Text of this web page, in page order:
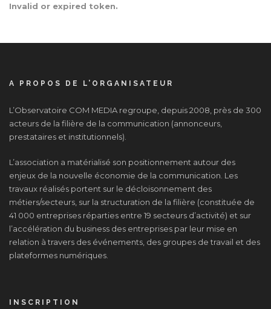
Invalid or expired token.
A PROPOS DE L’ORGANISATEUR
L’Observatoire COM MEDIA regroupe, depuis 2008, près de 300
acteurs de la filière de la communication (annonceurs,
prestataires et institutionnels).
L’association a matérialisé son positionnement autour des
enjeux de la nouvelle économie de la communication. Les
travaux réalisés portent sur le décloisonnement des
métiers/secteurs, sur la structuration de la filière (constituée de
41 000 entreprises réparties entre 19 secteurs d’activité) et sur
l’accélération du business des entreprises par leur mise en
relation à travers des événements, des groupes de travail et des
plateformes numériques.
INSCRIPTION